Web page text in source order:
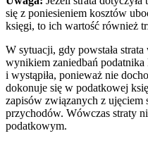
się z poniesieniem kosztów
księgi, to ich wartość również
W sytuacji, gdy powstała
wynikiem zaniedbań podatnika
i wystąpiła, ponieważ nie
dokonuje się w podatkowej
zapisów związanych z ujęciem
przychodów. Wówczas straty
podatkowym.